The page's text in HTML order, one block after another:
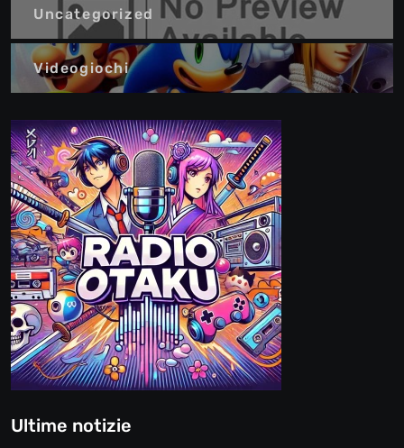
Uncategorized
Videogiochi
Ultime notizie